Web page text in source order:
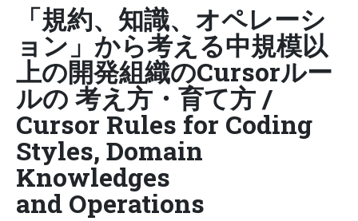
「規約、知識、オペレーシ
ョン」から考える中規模以
上の開発組織のCursorルー
ルの 考え方・育て方 /
Cursor Rules for Coding
Styles, Domain
Knowledges
and Operations